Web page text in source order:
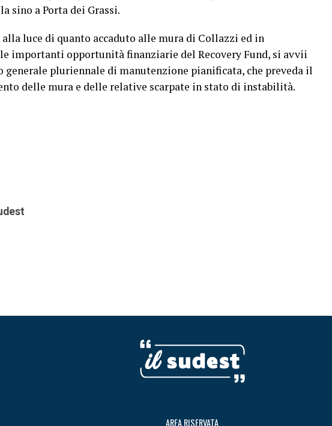
sino a Porta dei Grassi.
luce di quanto accaduto alle mura di Collazzi ed in
importanti opportunità finanziarie del Recovery Fund, si avvii
pluriennale di manutenzione pianificata, che preveda il
delle mura e delle relative scarpate in stato di instabilità.
AREA RISERVATA